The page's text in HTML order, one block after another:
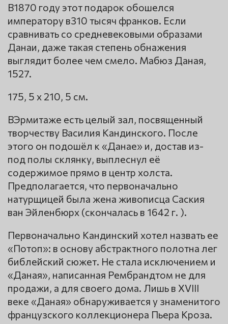
В1870 году этот подарок обошелся
императору в310 тысяч франков. Если
сравнивать со средневековыми образами
Данаи, даже такая степень обнажения
выглядит более чем смело. Мабюз Даная,
1527.
175, 5 x 210, 5 см.
ВЭрмитаже есть целый зал, посвященный
творчеству Василия Кандинского. После
этого он подошёл к «Данае» и, достав из-
под полы склянку, выплеснул её
содержимое прямо в центр холста.
Предполагается, что первоначально
натурщицей была жена живописца Саския
ван Эйленбюрх (скончалась в 1642 г. ).
Первоначально Кандинский хотел назвать ее
«Потоп»: в основу абстрактного полотна лег
библейский сюжет. Не стала исключением и
«Даная», написанная Рембрандтом не для
продажи, а для своего дома. Лишь в XVIII
веке «Даная» обнаруживается у знаменитого
французского коллекционера Пьера Кроза.